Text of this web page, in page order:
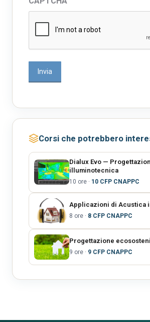
Corsi che potrebbero
Dialux Evo —
illuminotecnica
10 ore · 10 CFP CNAPPC
Applicazioni di Acustica
8 ore · 8 CFP CNAPPC
Progettazione
9 ore · 9 CFP CNAPPC